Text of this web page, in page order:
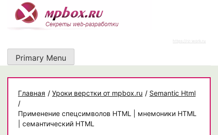
content
https://rz-work.ru
Primary Menu
Главная / Уроки верстки от mpbox.ru / Semantic Html
/
Применение спецсимволов HTML | мнемоники HTML
| семантический HTML